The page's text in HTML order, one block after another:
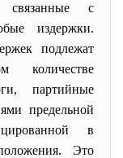
связанные с
издержки.
подлежат
количестве
партийные
предельной
в
Это